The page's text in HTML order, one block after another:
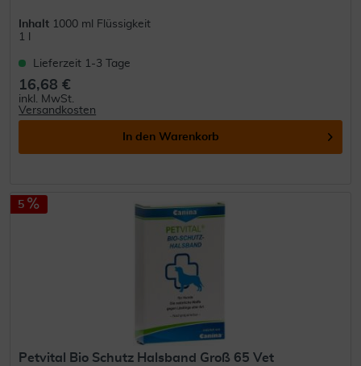
Inhalt 1000 ml Flüssigkeit
1 l
Lieferzeit 1-3 Tage
16,68 €
inkl. MwSt.
Versandkosten
In den Warenkorb
5
Petvital Bio Schutz Halsband Groß 65 Vet